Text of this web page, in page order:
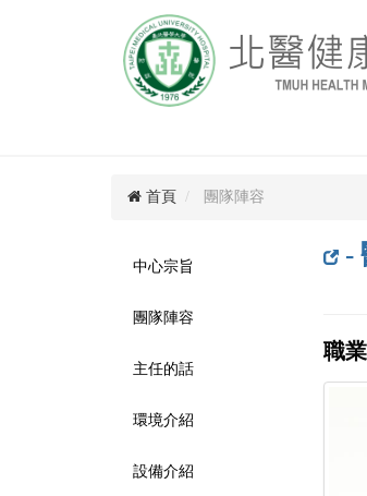
首頁 團隊陣容
中心宗旨
團隊陣容
主任的話
環境介紹
設備介紹
-
職